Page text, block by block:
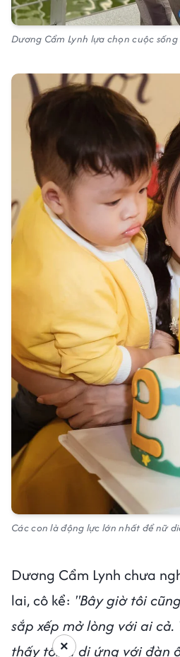
Dương Cẩm Lynh lựa chọn cuộc
Các con là động lực lớn nhất để nữ
Dương Cẩm Lynh chưa
lai, cô kể: "Bây giờ tôi
sắp xếp mở lòng với ai
thấy tôi bị dị ứng với đàn
×